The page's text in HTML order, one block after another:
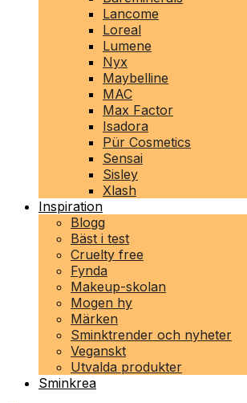
Lancome
Loreal
Lumene
Nyx
Maybelline
MAC
Max Factor
Isadora
Pür Cosmetics
Sensai
Sisley
Xlash
Inspiration
Blogg
Bäst i test
Cruelty free
Fynda
Makeup-skolan
Mogen hy
Märken
Sminktrender och nyheter
Veganskt
Utvalda produkter
Sminkrea